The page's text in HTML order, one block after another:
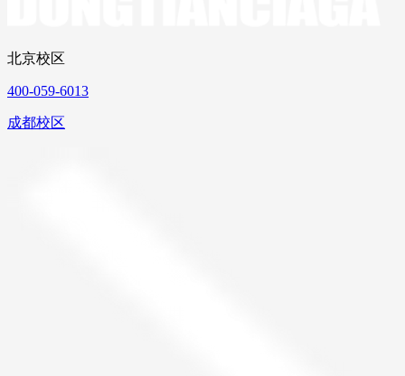
北京校区
400-059-6013
成都校区